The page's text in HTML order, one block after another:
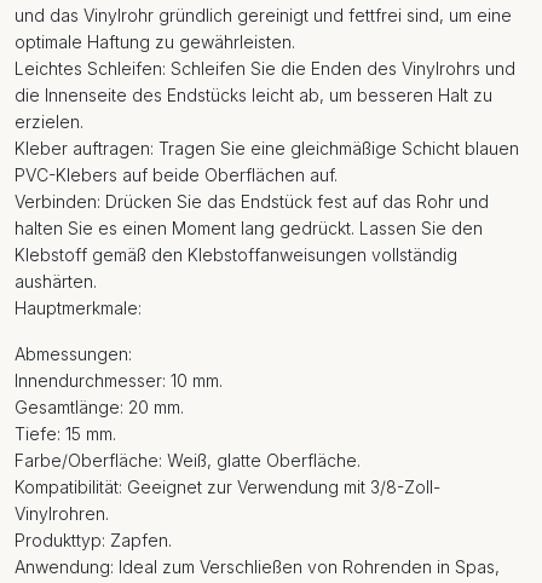
und das Vinylrohr gründlich gereinigt und fettfrei sind, um eine
optimale Haftung zu gewährleisten.
Leichtes Schleifen: Schleifen Sie die Enden des Vinylrohrs und
die Innenseite des Endstücks leicht ab, um besseren Halt zu
erzielen.
Kleber auftragen: Tragen Sie eine gleichmäßige Schicht blauen
PVC-Klebers auf beide Oberflächen auf.
Verbinden: Drücken Sie das Endstück fest auf das Rohr und
halten Sie es einen Moment lang gedrückt. Lassen Sie den
Klebstoff gemäß den Klebstoffanweisungen vollständig
aushärten.
Hauptmerkmale:
Abmessungen:
Innendurchmesser: 10 mm.
Gesamtlänge: 20 mm.
Tiefe: 15 mm.
Farbe/Oberfläche: Weiß, glatte Oberfläche.
Kompatibilität: Geeignet zur Verwendung mit 3/8-Zoll-
Vinylrohren.
Produkttyp: Zapfen.
Anwendung: Ideal zum Verschließen von Rohrenden in Spas,